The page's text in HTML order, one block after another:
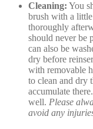
Cleaning: You
brush with a
thoroughly
should never be
can also be
dry before
with removable
to clean and dry
accumulate
well. Please
avoid any